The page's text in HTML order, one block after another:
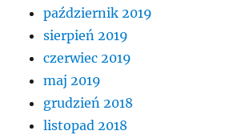
październik 2019
sierpień 2019
czerwiec 2019
maj 2019
grudzień 2018
listopad 2018